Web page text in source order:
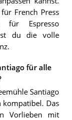
French Press
für Espresso
du die volle
für alle
Santiago
kompatibel. Das
Vorlieben mit